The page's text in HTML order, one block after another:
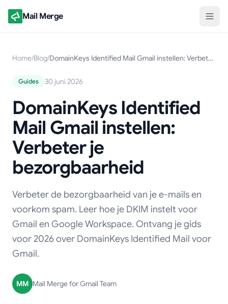
Mail Merge
Home/Blog/ DomainKeys Identified Mail Gmail instellen: Verbeter je bezorgbaarheid
Guides 30 juni 2026
DomainKeys Identified
Mail Gmail instellen:
Verbeter je
bezorgbaarheid
Verbeter de bezorgbaarheid van je e-mails en
voorkom spam. Leer hoe je DKIM instelt voor
Gmail en Google Workspace. Ontvang je gids
voor 2026 over DomainKeys Identified Mail voor
Gmail.
MM Mail Merge for Gmail Team